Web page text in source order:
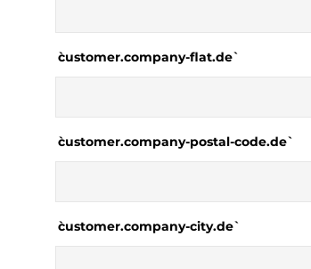
`customer.company-flat.de`
`customer.company-postal-code.de`
`customer.company-city.de`